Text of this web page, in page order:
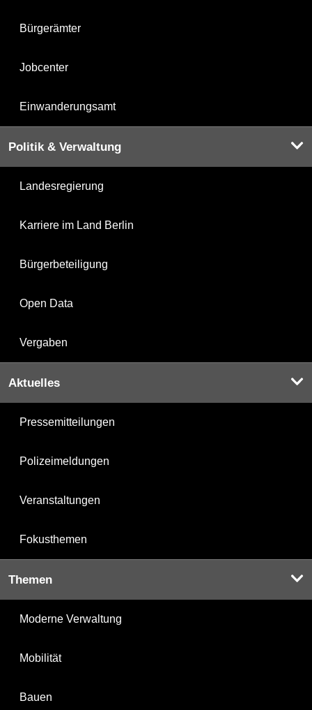
Bürgerämter
Jobcenter
Einwanderungsamt
Politik & Verwaltung
Landesregierung
Karriere im Land Berlin
Bürgerbeteiligung
Open Data
Vergaben
Aktuelles
Pressemitteilungen
Polizeimeldungen
Veranstaltungen
Fokusthemen
Themen
Moderne Verwaltung
Mobilität
Bauen